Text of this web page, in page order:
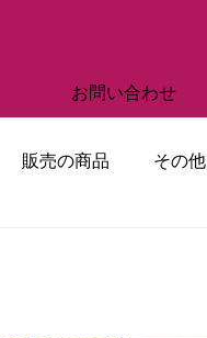
お問い合わせ
販売の商品 その他